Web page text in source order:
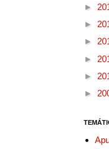
►
►
►
►
►
►